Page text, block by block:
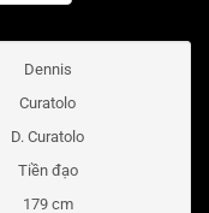
Dennis
Curatolo
D. Curatolo
Tiền đạo
179 cm